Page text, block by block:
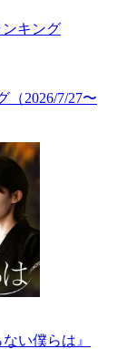
（2026/7/27〜
い僕らは』